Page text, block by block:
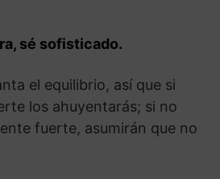
sé sofisticado.
el equilibrio, así que si
los ahuyentarás; si no
fuerte, asumirán que no